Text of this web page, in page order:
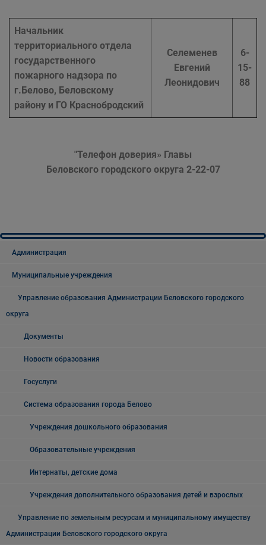
Начальник
территориального отдела
государственного
пожарного надзора по
г.Белово, Беловскому
району и ГО Краснобродский
Cелеменев
Евгений
Леонидович
6-
15-
88
"Телефон доверия» Главы
Беловского городского округа 2-22-07
Администрация
Муниципальные учреждения
Управление образования Администрации Беловского городского
округа
Документы
Новости образования
Госуслуги
Система образования города Белово
Учреждения дошкольного образования
Образовательные учреждения
Интернаты, детские дома
Учреждения дополнительного образования детей и взрослых
Управление по земельным ресурсам и муниципальному имуществу
Администрации Беловского городского округа